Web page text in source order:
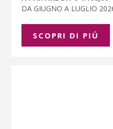
DA GIUGNO A LUGLIO
SCOPRI DI PIÚ